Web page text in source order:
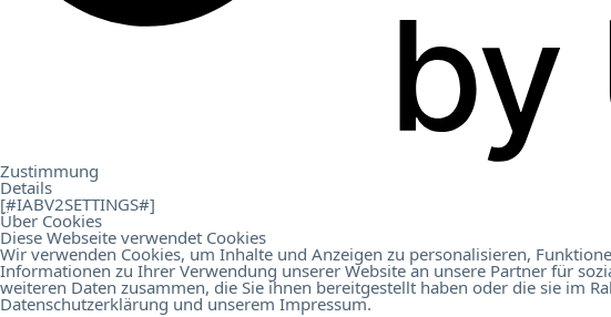
Zustimmung
Details
[#IABV2SETTINGS#]
Über Cookies
Diese Webseite verwendet Cookies
Wir verwenden Cookies, um Inhalte und Anzeigen zu personalisieren,
Informationen zu Ihrer Verwendung unserer Website an unsere Partner für
weiteren Daten zusammen, die Sie ihnen bereitgestellt haben oder die sie im
Datenschutzerklärung und unserem Impressum.
Karriere
Kontakt
Online Birds EducationHotel Digital Score